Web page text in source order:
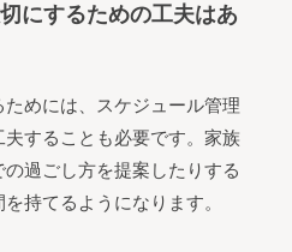
にするための工夫はあ
めには、スケジュール管理
することも必要です。家族
過ごし方を提案したりする
持てるようになります。